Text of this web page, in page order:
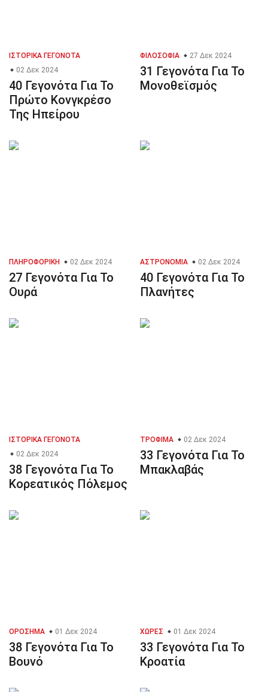
ΙΣΤΟΡΙΚΆ ΓΕΓΟΝΌΤΑ
02 Δεκ 2024
40 Γεγονότα Για Το
Πρώτο Κονγκρέσο
Της Ηπείρου
ΦΙΛΟΣΟΦΊΑ 27 Δεκ 2024
31 Γεγονότα Για Το
Μονοθεϊσμός
ΠΛΗΡΟΦΟΡΙΚΉ 02 Δεκ 2024
27 Γεγονότα Για Το
Ουρά
ΑΣΤΡΟΝΟΜΊΑ 02 Δεκ 2024
40 Γεγονότα Για Το
Πλανήτες
ΙΣΤΟΡΙΚΆ ΓΕΓΟΝΌΤΑ
02 Δεκ 2024
38 Γεγονότα Για Το
Κορεατικός Πόλεμος
ΤΡΌΦΙΜΑ 02 Δεκ 2024
33 Γεγονότα Για Το
Μπακλαβάς
ΟΡΌΣΗΜΑ 01 Δεκ 2024
38 Γεγονότα Για Το
Βουνό
ΧΏΡΕΣ 01 Δεκ 2024
33 Γεγονότα Για Το
Κροατία